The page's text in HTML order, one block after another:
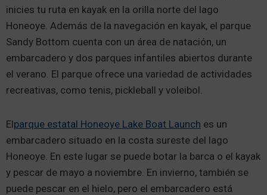
inicies tu ruta en kayak en la orilla norte del lago
Honeoye. Además de la navegación en kayak, el parque
Sandy Bottom cuenta con un área de natación, un
embarcadero y dos parques infantiles abiertos durante
el verano. El parque ofrece una variedad de actividades
recreativas, como tenis, pickleball y voleibol.
Elparque estatal Honeoye Lake Boat Launch es un
embarcadero situado en la costa sureste del lago
Honeoye. En este lugar se puede botar la barca o el kayak
y pescar de mayo a noviembre. En invierno, también se
puede pescar en el hielo, pero el embarcadero está